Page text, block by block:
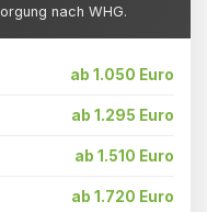
nach WHG.
ab 1.050 Euro
ab 1.295 Euro
ab 1.510 Euro
ab 1.720 Euro